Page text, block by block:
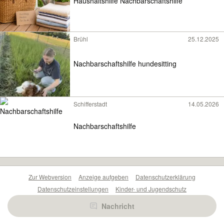
Brühl 25.12.2025
Nachbarschaftshilfe hundesitting
Schifferstadt 14.05.2026
Nachbarschaftshilfe
Nachricht
Zur Webversion Anzeige aufgeben
Datenschutzerklärung
Datenschutzeinstellungen
Kinder- und Jugendschutz
Barrierefreiheitserklärung